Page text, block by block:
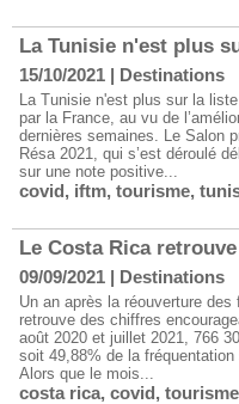
La Tunisie n'est plus
15/10/2021 | Destinations
La Tunisie n'est plus sur la
par la France, au vu de
dernières semaines. Le Salon
Résa 2021, qui s’est déroulé
sur une note positive...
covid, iftm, tourisme,
Le Costa Rica
09/09/2021 | Destinations
​Un an après la réouverture
retrouve des chiffres
août 2020 et juillet 2021, 766
soit 49,88% de la fréquentation
Alors que le mois...
costa rica, covid, tourisme